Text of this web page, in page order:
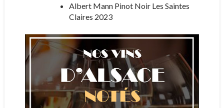
Albert Mann Pinot Noir Les Saintes
Claires 2023